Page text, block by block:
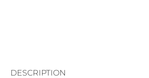
DESCRIPTION